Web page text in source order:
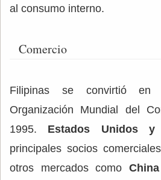
al consumo interno.
Comercio
Filipinas se convirtió
Organización Mundial del
1995. Estados Unidos y
principales socios
otros mercados como